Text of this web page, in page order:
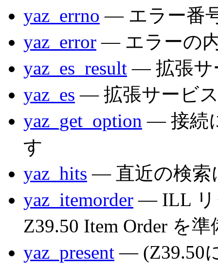
yaz_errno — エラー番
yaz_error — エラーの
yaz_es_result — 拡張サ
yaz_es — 拡張サービ
yaz_get_option — 接続
す
yaz_hits — 直近の検索
yaz_itemorder — ILL リ
Z39.50 Item Order を
yaz_present — (Z39.50